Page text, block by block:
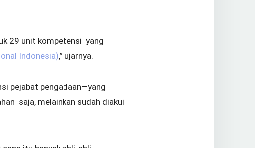
29 unit kompetensi yang
Indonesia),” ujarnya.
pejabat pengadaan—yang
saja, melainkan sudah diakui